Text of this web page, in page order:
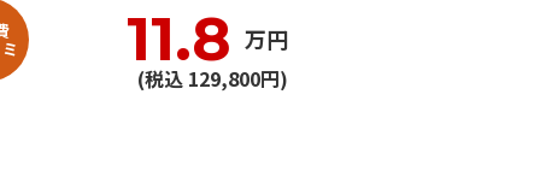
11.8 万円
(税込 129,800円)